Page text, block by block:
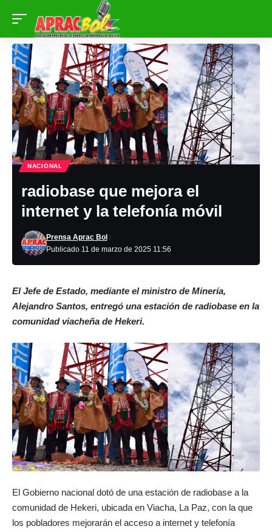
NACIONAL
radiobase que mejora el
internet y la telefonía móvil
Publicado 11 de marzo de 2025 11:56
Prensa Aprac Bol
El Jefe de Estado, mediante el ministro de Minería,
Alejandro Santos, entregó una estación de radiobase en la
comunidad viacheña de Hekeri.
El Gobierno nacional dotó de una estación de radiobase a la
comunidad de Hekeri, ubicada en Viacha, La Paz, con la que
los pobladores mejorarán el acceso a internet y telefonía